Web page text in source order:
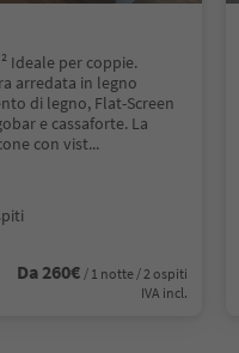
Ideale per coppie.
arredata in legno
di legno, Flat-Screen
e cassaforte. La
con vist...
Da 260€ / 1 notte / 2 ospiti
IVA incl.